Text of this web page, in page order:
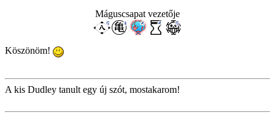
Máguscsapat vezetője
Köszönöm!
A kis Dudley tanult egy új szót, mostakarom!